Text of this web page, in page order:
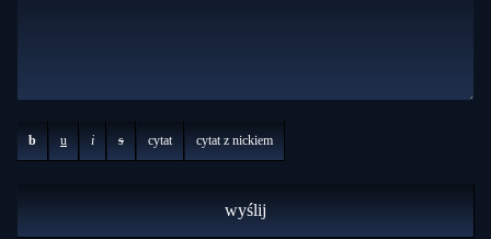
b u i s cytat cytat z nickiem